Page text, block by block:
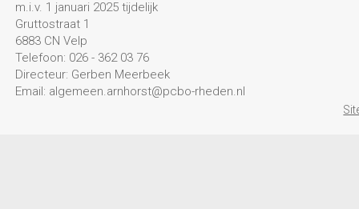
m.i.v. 1 januari 2025 tijdelijk
Gruttostraat 1
6883 CN Velp
Telefoon: 026 - 362 03 76
Directeur: Gerben Meerbeek
Email: algemeen.arnhorst@pcbo-rheden.nl